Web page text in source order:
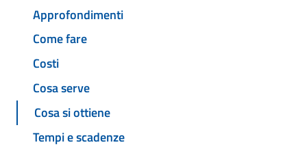
Approfondimenti
Come fare
Costi
Cosa serve
Cosa si ottiene
Tempi e scadenze